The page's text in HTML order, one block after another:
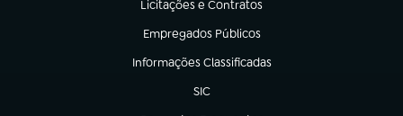
Licitações e Contratos
(abre em nova aba)
Empregados Públicos
(abre em nova aba)
Informações Classificadas
(abre em nova aba)
SIC
(abre em nova aba)